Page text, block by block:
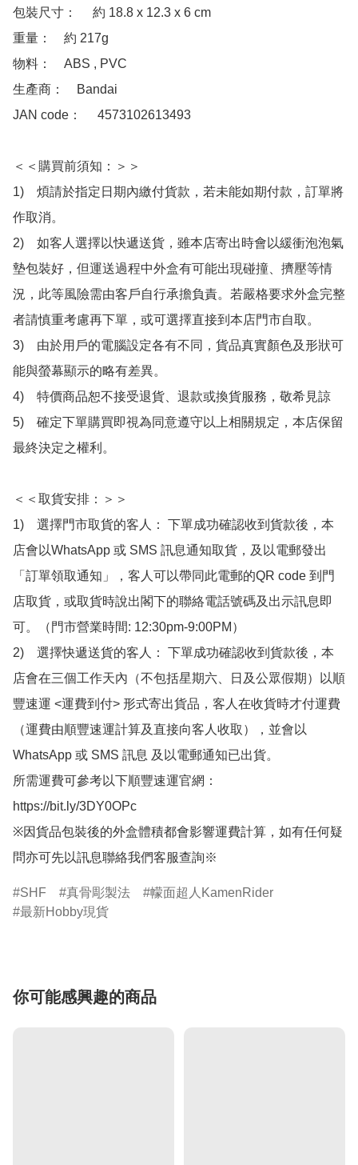
包裝尺寸：　 約 18.8 x 12.3 x 6 cm
重量：　約 217g
物料：　ABS , PVC
生產商：　Bandai
JAN code：　 4573102613493
＜＜購買前須知：＞＞
1)　煩請於指定日期內繳付貨款，若未能如期付款，訂單將
作取消。
2)　如客人選擇以快遞送貨，雖本店寄出時會以緩衝泡泡氣
墊包裝好，但運送過程中外盒有可能出現碰撞、擠壓等情
況，此等風險需由客戶自行承擔負責。若嚴格要求外盒完整
者請慎重考慮再下單，或可選擇直接到本店門市自取。
3)　由於用戶的電腦設定各有不同，貨品真實顏色及形狀可
能與螢幕顯示的略有差異。
4)　特價商品恕不接受退貨、退款或換貨服務，敬希見諒
5)　確定下單購買即視為同意遵守以上相關規定，本店保留
最終決定之權利。
＜＜取貨安排：＞＞
1)　選擇門市取貨的客人： 下單成功確認收到貨款後，本
店會以WhatsApp 或 SMS 訊息通知取貨，及以電郵發出
「訂單領取通知」，客人可以帶同此電郵的QR code 到門
店取貨，或取貨時說出閣下的聯絡電話號碼及出示訊息即
可。（門市營業時間: 12:30pm-9:00PM）
2)　選擇快遞送貨的客人： 下單成功確認收到貨款後，本
店會在三個工作天內（不包括星期六、日及公眾假期）以順
豐速運 <運費到付> 形式寄出貨品，客人在收貨時才付運費
（運費由順豐速運計算及直接向客人收取），並會以
WhatsApp 或 SMS 訊息 及以電郵通知已出貨。
所需運費可參考以下順豐速運官網：
https://bit.ly/3DY0OPc
※因貨品包裝後的外盒體積都會影響運費計算，如有任何疑
問亦可先以訊息聯絡我們客服查詢※
SHF 真骨彫製法
幪面超人KamenRider
最新Hobby現貨
你可能感興趣的商品